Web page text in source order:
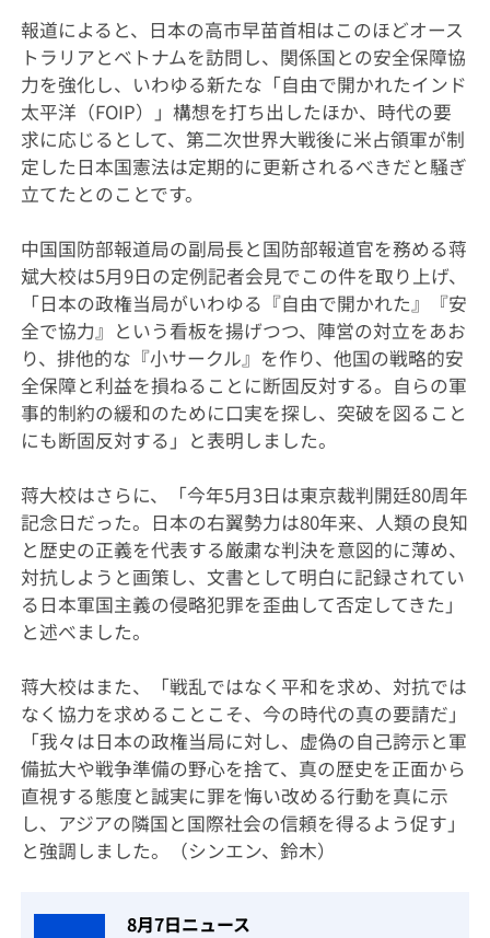
報道によると、日本の高市早苗首相はこのほどオース
トラリアとベトナムを訪問し、関係国との安全保障協
力を強化し、いわゆる新たな「自由で開かれたインド
太平洋（FOIP）」構想を打ち出したほか、時代の要
求に応じるとして、第二次世界大戦後に米占領軍が制
定した日本国憲法は定期的に更新されるべきだと騒ぎ
立てたとのことです。
中国国防部報道局の副局長と国防部報道官を務める蒋
斌大校は5月9日の定例記者会見でこの件を取り上げ、
「日本の政権当局がいわゆる『自由で開かれた』『安
全で協力』という看板を揚げつつ、陣営の対立をあお
り、排他的な『小サークル』を作り、他国の戦略的安
全保障と利益を損ねることに断固反対する。自らの軍
事的制約の緩和のために口実を探し、突破を図ること
にも断固反対する」と表明しました。
蒋大校はさらに、「今年5月3日は東京裁判開廷80周年
記念日だった。日本の右翼勢力は80年来、人類の良知
と歴史の正義を代表する厳粛な判決を意図的に薄め、
対抗しようと画策し、文書として明白に記録されてい
る日本軍国主義の侵略犯罪を歪曲して否定してきた」
と述べました。
蒋大校はまた、「戦乱ではなく平和を求め、対抗では
なく協力を求めることこそ、今の時代の真の要請だ」
「我々は日本の政権当局に対し、虚偽の自己誇示と軍
備拡大や戦争準備の野心を捨て、真の歴史を正面から
直視する態度と誠実に罪を悔い改める行動を真に示
し、アジアの隣国と国際社会の信頼を得るよう促す」
と強調しました。（シンエン、鈴木）
8月7日ニュース